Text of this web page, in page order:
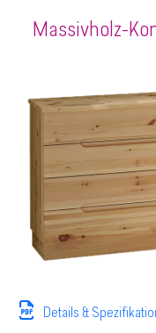
Massivholz-
Details &